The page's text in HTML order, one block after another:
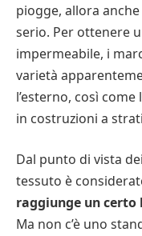
piogge, allora
serio. Per ottenere
impermeabile, i
varietà
l’esterno, così
in costruzioni a
Dal punto di vista
tessuto è
raggiunge un certo
Ma non c’è uno